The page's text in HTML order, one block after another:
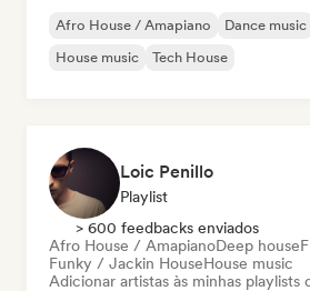
Afro House / Amapiano Dance music
House music
Tech House
Loic Penillo
Playlist
> 600 feedbacks enviados
Afro House / AmapianoDeep house
Funky / Jackin HouseHouse music
Adicionar artistas às minhas playlists